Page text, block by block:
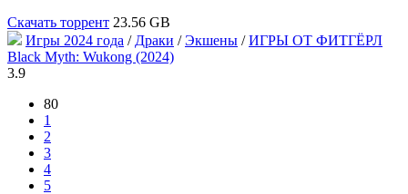
Скачать торрент 23.56 GB
Игры 2024 года / Драки /Экшены /ИГРЫ ОТ ФИТГЁРЛ
Black Myth: Wukong (2024)
3.9
80
1
2
3
4
5